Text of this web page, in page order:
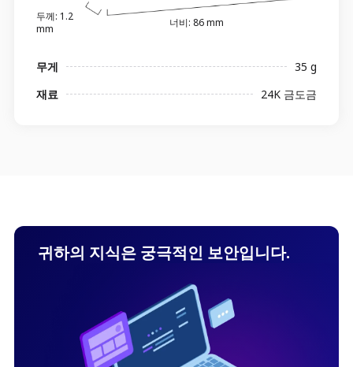
두께: 1.2
mm
너비: 86 mm
무게
35 g
재료
24K 금도금
귀하의 지식은 궁극적인 보안입니다.